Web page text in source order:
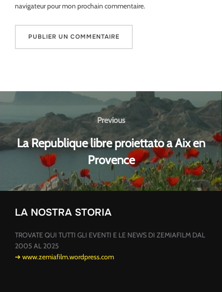
navigateur pour mon prochain commentaire.
de
l’article
Previous
Previous
La Republique libre proiettato a Aix en
Provence
LA NOSTRA STORIA
TROVATE QUI TUTTI GLI EVENTI E LE NEWS DI ZEMIAFILM DAL
2005 AL 2025
➔ www.zemiafilm.wordpress.com